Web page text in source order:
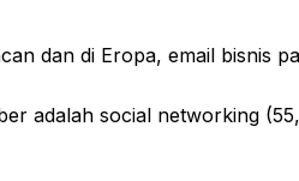
dan di Eropa, email bisnis
adalah social networking